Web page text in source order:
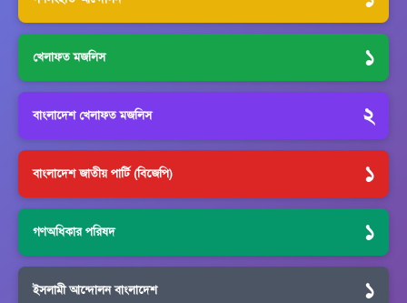
খেলাফত মজলিস ১
বাংলাদেশ খেলাফত মজলিস ২
বাংলাদেশ জাতীয় পার্টি (বিজেপি) ১
গণঅধিকার পরিষদ ১
ইসলামী আন্দোলন বাংলাদেশ ১